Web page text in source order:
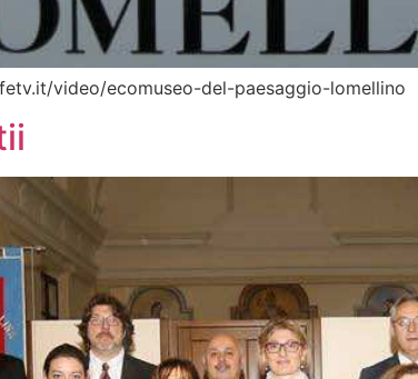
video/ecomuseo-del-paesaggio-lomellino